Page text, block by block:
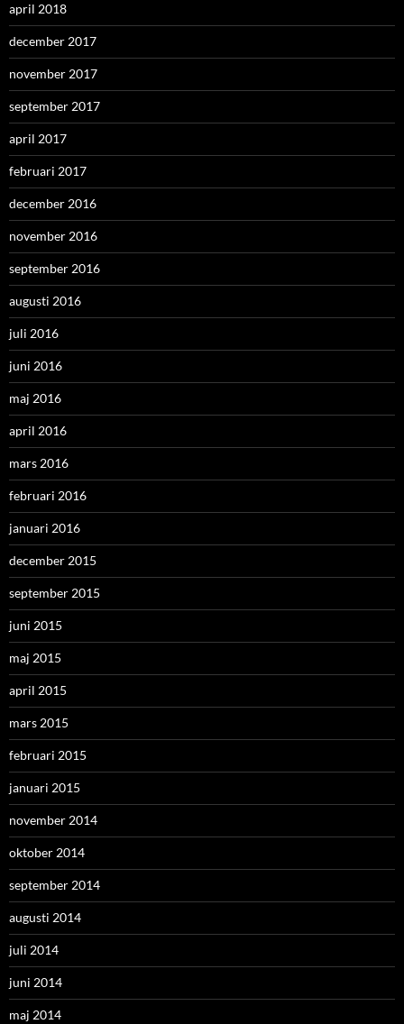
april 2018
december 2017
november 2017
september 2017
april 2017
februari 2017
december 2016
november 2016
september 2016
augusti 2016
juli 2016
juni 2016
maj 2016
april 2016
mars 2016
februari 2016
januari 2016
december 2015
september 2015
juni 2015
maj 2015
april 2015
mars 2015
februari 2015
januari 2015
november 2014
oktober 2014
september 2014
augusti 2014
juli 2014
juni 2014
maj 2014